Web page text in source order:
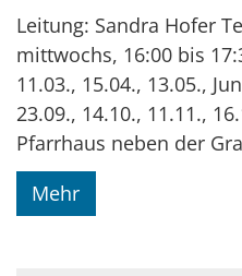
Leitung: Sandra Hofer
mittwochs, 16:00 bis
11.03., 15.04., 13.05.,
23.09., 14.10., 11.11.,
Pfarrhaus neben der
Mehr